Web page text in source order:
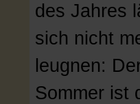
des Jahres
sich nicht
leugnen:
Sommer ist